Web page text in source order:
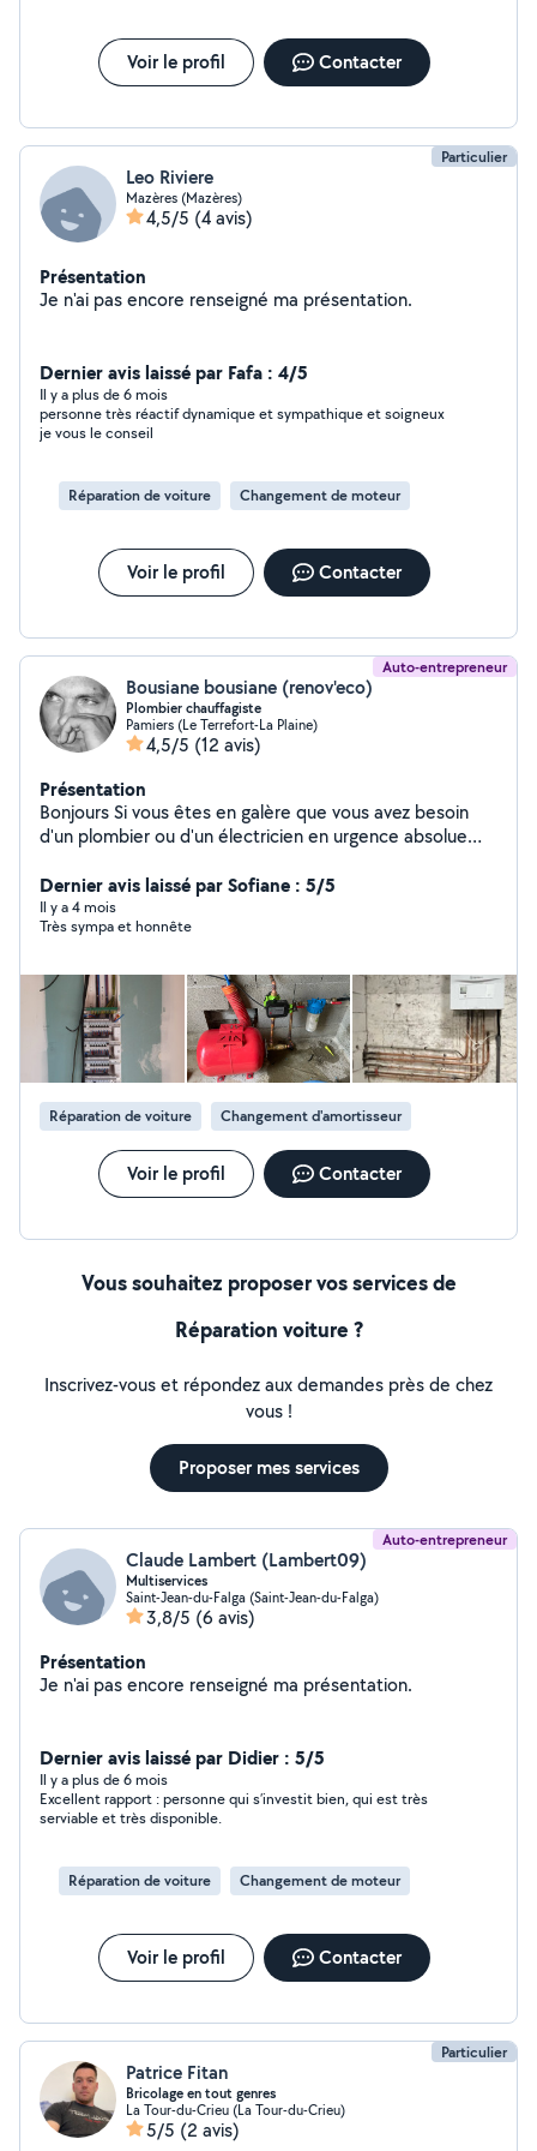
Voir le profil Contacter
Particulier
Leo Riviere
Mazères (Mazères)
4,5/5 (4 avis)
Présentation
Je n'ai pas encore renseigné ma présentation.
Dernier avis laissé par Fafa : 4/5
Il y a plus de 6 mois
personne très réactif dynamique et sympathique et soigneux
je vous le conseil
Réparation de voiture Changement de moteur
Voir le profil Contacter
Auto-entrepreneur
Bousiane bousiane (renov'eco)
Plombier chauffagiste
Pamiers (Le Terrefort-La Plaine)
4,5/5 (12 avis)
Présentation
Bonjours Si vous êtes en galère que vous avez besoin
d'un plombier ou d'un électricien en urgence absolue
le bâtiment J'ai plusieurs cordes à mon arc et je ne vous
décevrais pas
Dernier avis laissé par Sofiane : 5/5
Il y a 4 mois
Très sympa et honnête
Réparation de voiture Changement d'amortisseur
Voir le profil Contacter
Vous souhaitez proposer vos services de
Réparation voiture ?
Inscrivez-vous et répondez aux demandes près de chez
vous !
Proposer mes services
Auto-entrepreneur
Claude Lambert (Lambert09)
Multiservices
Saint-Jean-du-Falga (Saint-Jean-du-Falga)
3,8/5 (6 avis)
Présentation
Je n'ai pas encore renseigné ma présentation.
Dernier avis laissé par Didier : 5/5
Il y a plus de 6 mois
Excellent rapport : personne qui s’investit bien, qui est très
serviable et très disponible.
Réparation de voiture Changement de moteur
Voir le profil Contacter
Particulier
Patrice Fitan
Bricolage en tout genres
La Tour-du-Crieu (La Tour-du-Crieu)
5/5 (2 avis)